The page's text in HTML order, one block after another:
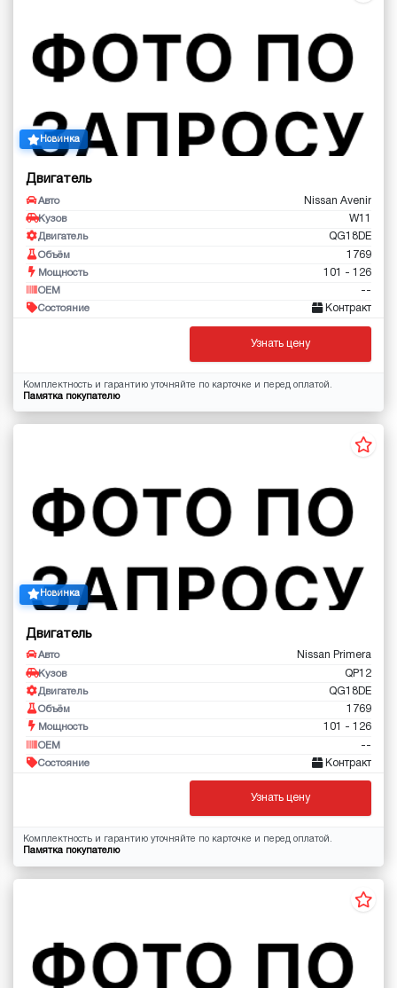
Новинка
Двигатель
Авто Nissan Avenir
Кузов W11
Двигатель QG18DE
Объём 1769
Мощность 101 - 126
OEM --
Состояние Контракт
Узнать цену
Комплектность и гарантию уточняйте по карточке и перед оплатой.
Памятка покупателю
Новинка
Двигатель
Авто Nissan Primera
Кузов QP12
Двигатель QG18DE
Объём 1769
Мощность 101 - 126
OEM --
Состояние Контракт
Узнать цену
Комплектность и гарантию уточняйте по карточке и перед оплатой.
Памятка покупателю